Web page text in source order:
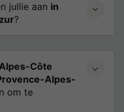
jullie aan in
?
Côte
Alpes-
om te